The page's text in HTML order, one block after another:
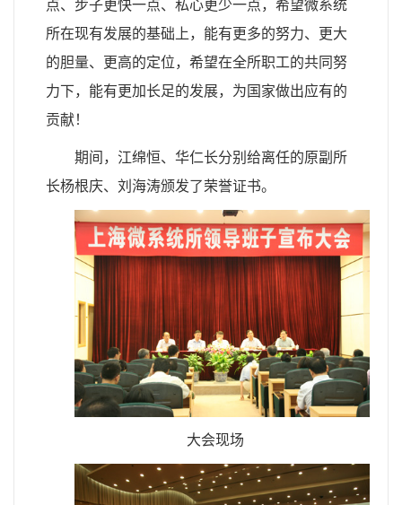
点、步子更快一点、私心更少一点，希望微系统
所在现有发展的基础上，能有更多的努力、更大
的胆量、更高的定位，希望在全所职工的共同努
力下，能有更加长足的发展，为国家做出应有的
贡献！
期间，江绵恒、华仁长分别给离任的原副所
长杨根庆、刘海涛颁发了荣誉证书。
大会现场